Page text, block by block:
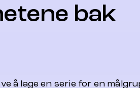
bak
å lage en serie for en